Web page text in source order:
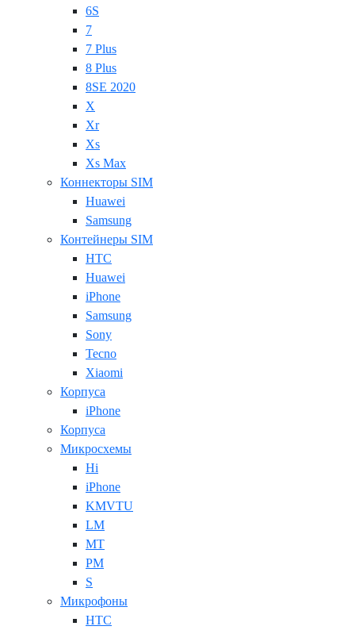
6S
7
7 Plus
8 Plus
8SE 2020
X
Xr
Xs
Xs Max
Коннекторы SIM
Huawei
Samsung
Контейнеры SIM
HTC
Huawei
iPhone
Samsung
Sony
Tecno
Xiaomi
Корпуса
iPhone
Корпуса
Микросхемы
Hi
iPhone
KMVTU
LM
MT
PM
S
Микрофоны
HTC